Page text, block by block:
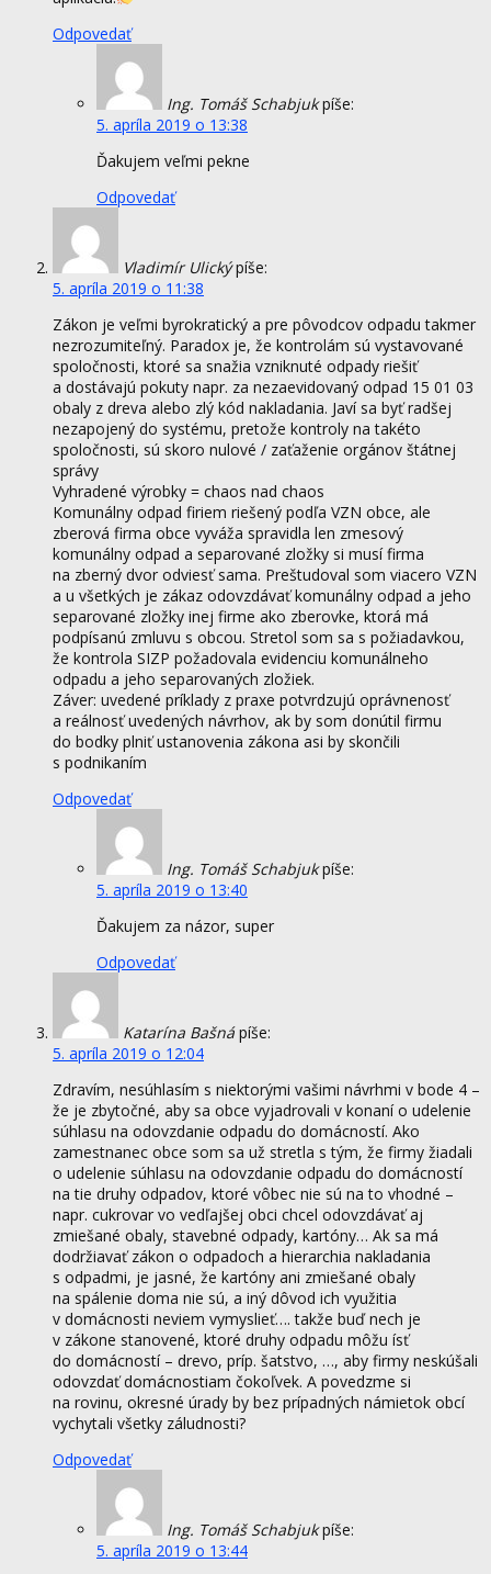
Odpovedať
Ing. Tomáš Schabjuk píše:
5. apríla 2019 o 13:38
Ďakujem veľmi pekne
Odpovedať
Vladimír Ulický píše:
5. apríla 2019 o 11:38
Zákon je veľmi byrokratický a pre pôvodcov odpadu takmer
nezrozumiteľný. Paradox je, že kontrolám sú vystavované
spoločnosti, ktoré sa snažia vzniknuté odpady riešiť
a dostávajú pokuty napr. za nezaevidovaný odpad 15 01 03
obaly z dreva alebo zlý kód nakladania. Javí sa byť radšej
nezapojený do systému, pretože kontroly na takéto
spoločnosti, sú skoro nulové / zaťaženie orgánov štátnej
správy
Vyhradené výrobky = chaos nad chaos
Komunálny odpad firiem riešený podľa VZN obce, ale
zberová firma obce vyváža spravidla len zmesový
komunálny odpad a separované zložky si musí firma
na zberný dvor odviesť sama. Preštudoval som viacero VZN
a u všetkých je zákaz odovzdávať komunálny odpad a jeho
separované zložky inej firme ako zberovke, ktorá má
podpísanú zmluvu s obcou. Stretol som sa s požiadavkou,
že kontrola SIZP požadovala evidenciu komunálneho
odpadu a jeho separovaných zložiek.
Záver: uvedené príklady z praxe potvrdzujú oprávnenosť
a reálnosť uvedených návrhov, ak by som donútil firmu
do bodky plniť ustanovenia zákona asi by skončili
s podnikaním
Odpovedať
Ing. Tomáš Schabjuk píše:
5. apríla 2019 o 13:40
Ďakujem za názor, super
Odpovedať
Katarína Bašná píše:
5. apríla 2019 o 12:04
Zdravím, nesúhlasím s niektorými vašimi návrhmi v bode 4 –
že je zbytočné, aby sa obce vyjadrovali v konaní o udelenie
súhlasu na odovzdanie odpadu do domácností. Ako
zamestnanec obce som sa už stretla s tým, že firmy žiadali
o udelenie súhlasu na odovzdanie odpadu do domácností
na tie druhy odpadov, ktoré vôbec nie sú na to vhodné –
napr. cukrovar vo vedľajšej obci chcel odovzdávať aj
zmiešané obaly, stavebné odpady, kartóny… Ak sa má
dodržiavať zákon o odpadoch a hierarchia nakladania
s odpadmi, je jasné, že kartóny ani zmiešané obaly
na spálenie doma nie sú, a iný dôvod ich využitia
v domácnosti neviem vymyslieť…. takže buď nech je
v zákone stanovené, ktoré druhy odpadu môžu ísť
do domácností – drevo, príp. šatstvo, …, aby firmy neskúšali
odovzdať domácnostiam čokoľvek. A povedzme si
na rovinu, okresné úrady by bez prípadných námietok obcí
vychytali všetky záludnosti?
Odpovedať
Ing. Tomáš Schabjuk píše:
5. apríla 2019 o 13:44